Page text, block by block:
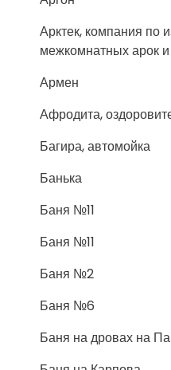
Арктек, компания по
межкомнатных арок
Армен
Афродита,
Багира, автомойка
Банька
Баня №11
Баня №11
Баня №2
Баня №6
Баня на дровах на